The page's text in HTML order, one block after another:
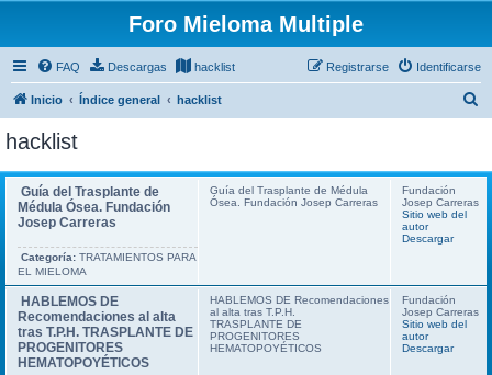
Foro Mieloma Multiple
FAQ Descargas hacklist Identificarse
Registrarse
Inicio Índice general hacklist
c
hacklist
Guía del Trasplante de
Médula Ósea. Fundación
Josep Carreras
Categoría: TRATAMIENTOS PARA
EL MIELOMA
Guía del Trasplante de Médula
Ósea. Fundación Josep Carreras
Fundación
Josep Carreras
Sitio web del
autor
Descargar
HABLEMOS DE
Recomendaciones al alta
tras T.P.H. TRASPLANTE DE
PROGENITORES
HEMATOPOYÉTICOS
HABLEMOS DE Recomendaciones
al alta tras T.P.H.
TRASPLANTE DE
PROGENITORES
HEMATOPOYÉTICOS
Fundación
Josep Carreras
Sitio web del
autor
Descargar